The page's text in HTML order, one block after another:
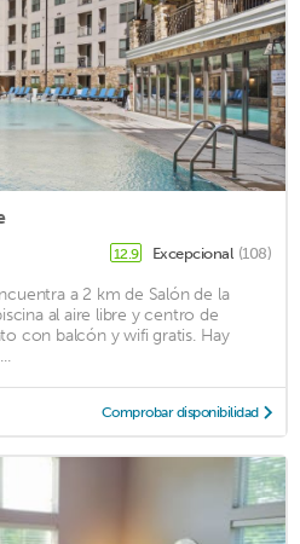
12.9 Excepcional (108)
a 2 km de Salón de la
al aire libre y centro de
con balcón y wifi gratis. Hay
Comprobar disponibilidad